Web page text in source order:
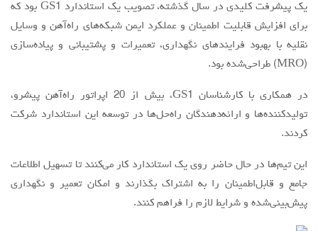
یک پیشرفت کلیدی در سال گذشته، تصویب یک استاندارد GS1 بود که
برای افزایش قابلیت اطمینان و عملکرد ایمن شبکه‌های راه‌آهن و وسایل
نقلیه با بهبود فرایندهای نگهداری، تعمیرات و پشتیبانی و پیاده‌سازی
(MRO) طراحی‌شده بود.
در همکاری با کارشناسان GS1، بیش از 20 اپراتور راه‌آهن پیشرو،
تولیدکننده‌ها و ارائه‌دهندگان راه‌حل‌ها در توسعه این استاندارد شرکت
کردند.
این تیم‌ها در حال حاضر روی یک استاندارد کار می‌کنند تا تسهیل اطلاعات
جامع و قابل‌اطمینان را به اشتراک بگذارند و امکان تعمیر و نگهداری
پیش‌بینی‌شده و شرایط لازم را فراهم کنند.